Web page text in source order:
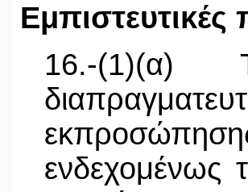
16.-(1)(α)
ενδεχομένως